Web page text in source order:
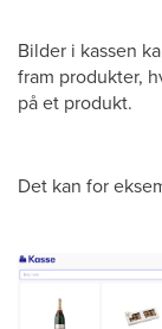
Bilder i kassen
fram produkter,
på et produkt.
Det kan for